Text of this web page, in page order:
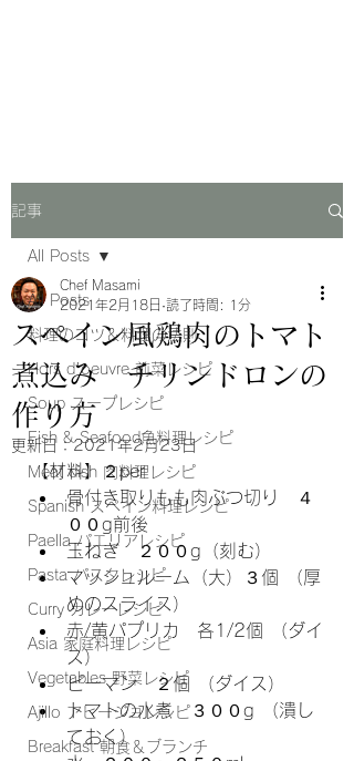
記事
All Posts
料理のコツ＆料理の法則
Hors d'oeuvre 前菜レシピ
Soup スープレシピ
Fish & Seafood魚料理レシピ
Meat dish 肉料理レシピ
Spanish スペイン料理レシピ
Paella パエリアレシピ
Pasta パスタレシピ
Curry カレーレシピ
Asia 家庭料理レシピ
Vegetables 野菜レシピ
Ajillo アヒージョレシピ
Breakfast 朝食＆ブランチ
All Posts
スペイン風鶏肉のトマト
煮込み チリンドロンの
作り方
Chef Masami
2021年2月18日 読了時間: 1分
更新日：2021年2月23日
【材料】２per
骨付き取りもも肉ぶつ切り　４
００g前後
玉ねぎ　２００g（刻む）
マッシュルーム（大）３個 （厚
めのスライス）
赤/黄パプリカ　各1/2個 （ダイ
ス）
ピーマン　２個 （ダイス）
トマトの水煮　３００g （潰し
ておく）